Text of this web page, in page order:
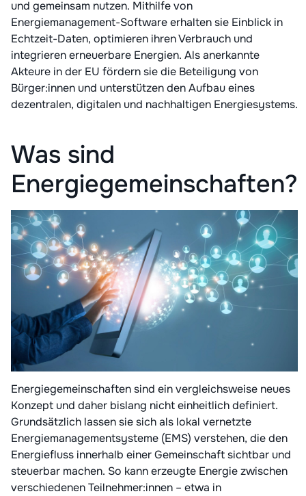
und gemeinsam nutzen. Mithilfe von
Energiemanagement-Software erhalten sie Einblick in
Echtzeit-Daten, optimieren ihren Verbrauch und
integrieren erneuerbare Energien. Als anerkannte
Akteure in der EU fördern sie die Beteiligung von
Bürger:innen und unterstützen den Aufbau eines
dezentralen, digitalen und nachhaltigen Energiesystems.
Was sind
Energiegemeinschaften?
Energiegemeinschaften sind ein vergleichsweise neues
Konzept und daher bislang nicht einheitlich definiert.
Grundsätzlich lassen sie sich als lokal vernetzte
Energiemanagementsysteme (EMS) verstehen, die den
Energiefluss innerhalb einer Gemeinschaft sichtbar und
steuerbar machen. So kann erzeugte Energie zwischen
verschiedenen Teilnehmer:innen – etwa in